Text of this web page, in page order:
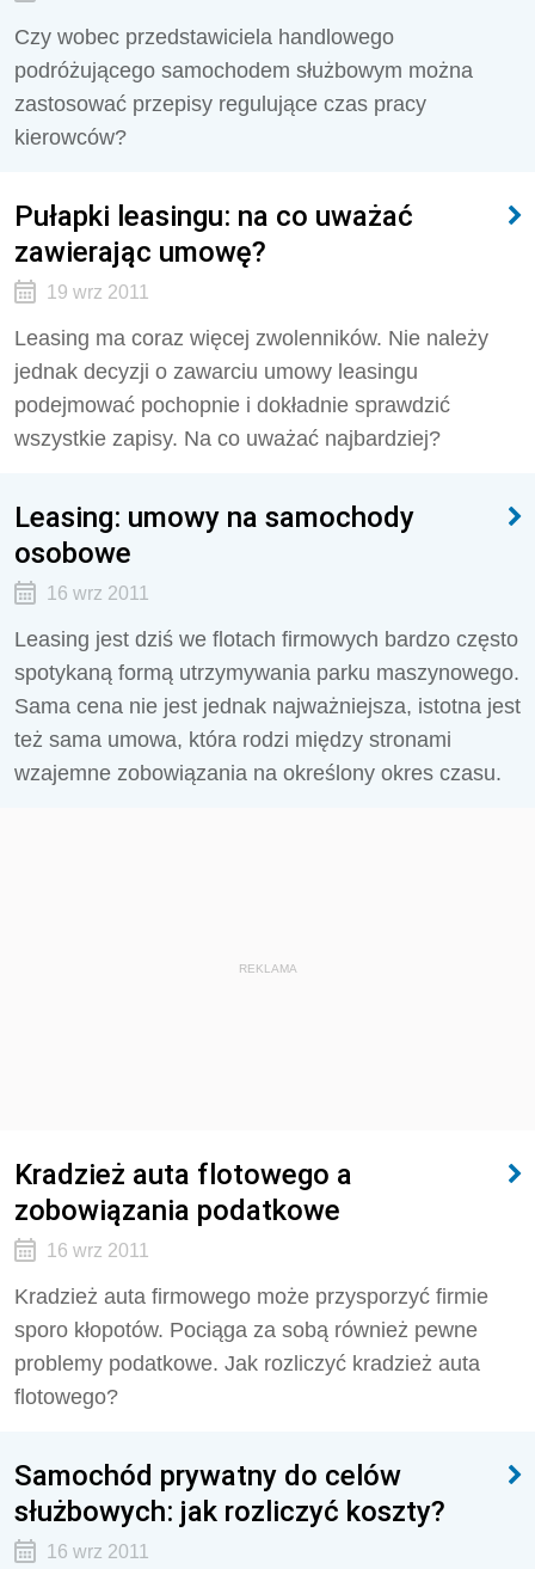
Czy wobec przedstawiciela handlowego
podróżującego samochodem służbowym można
zastosować przepisy regulujące czas pracy
kierowców?
Pułapki leasingu: na co uważać
zawierając umowę?
19 wrz 2011
Leasing ma coraz więcej zwolenników. Nie należy
jednak decyzji o zawarciu umowy leasingu
podejmować pochopnie i dokładnie sprawdzić
wszystkie zapisy. Na co uważać najbardziej?
Leasing: umowy na samochody
osobowe
16 wrz 2011
Leasing jest dziś we flotach firmowych bardzo często
spotykaną formą utrzymywania parku maszynowego.
Sama cena nie jest jednak najważniejsza, istotna jest
też sama umowa, która rodzi między stronami
wzajemne zobowiązania na określony okres czasu.
REKLAMA
Kradzież auta flotowego a
zobowiązania podatkowe
16 wrz 2011
Kradzież auta firmowego może przysporzyć firmie
sporo kłopotów. Pociąga za sobą również pewne
problemy podatkowe. Jak rozliczyć kradzież auta
flotowego?
Samochód prywatny do celów
służbowych: jak rozliczyć koszty?
16 wrz 2011